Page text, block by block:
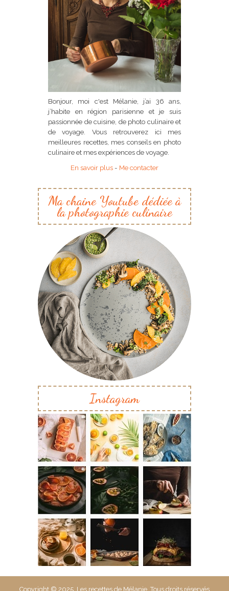
Bonjour, moi c'est Mélanie, j’ai 36 ans,
j’habite en région parisienne et je suis
passionnée de cuisine, de photo culinaire et
de voyage. Vous retrouverez ici mes
meilleures recettes, mes conseils en photo
culinaire et mes expériences de voyage.
En savoir plus - Me contacter
Ma chaine Youtube dédiée à
la photographie culinaire
Instagram
Copyright © 2025. Les recettes de Mélanie. Tous droits réservés